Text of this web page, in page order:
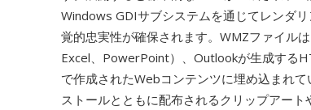
Windows GDIサブシステムを通じてレンダ
覚的忠実性が確保されます。WMZファイル
Excel、PowerPoint）、Outlookが生成する
で作成されたWebコンテンツに埋め込まれ
ストールとともに配布されるクリップアー